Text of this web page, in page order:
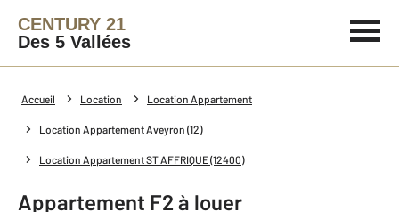
CENTURY 21
Des 5 Vallées
Accueil Location Location Appartement
Location Appartement Aveyron (12)
Location Appartement ST AFFRIQUE (12400)
Appartement F2 à louer